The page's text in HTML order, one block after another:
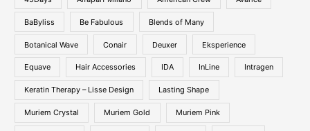
BaByliss Be Fabulous Blends of Many
Botanical Wave Conair Deuxer Eksperience
Equave Hair Accessories IDA InLine Intragen
Keratin Therapy – Lisse Design Lasting Shape
Muriem Crystal Muriem Gold Muriem Pink